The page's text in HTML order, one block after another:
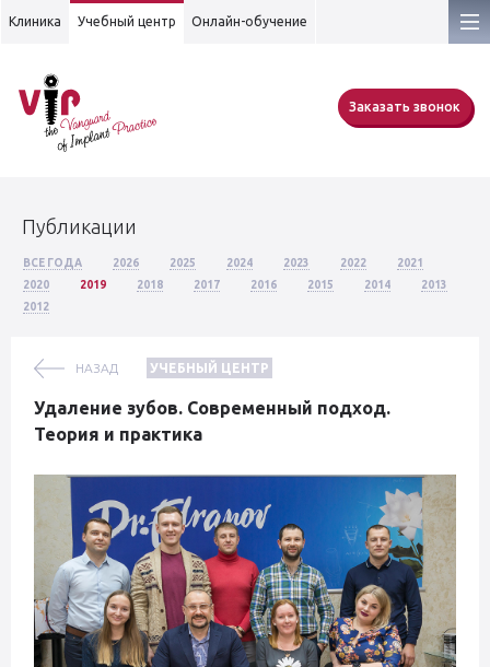
Клиника Учебный центр Онлайн-обучение
Заказать звонок
Публикации
ВСЕ ГОДА 2026 2025 2024 2023 2022
2021
2020
2019 2018 2017 2016 2015 2014
2013
2012
НАЗАД УЧЕБНЫЙ ЦЕНТР
Удаление зубов. Современный подход.
Теория и практика